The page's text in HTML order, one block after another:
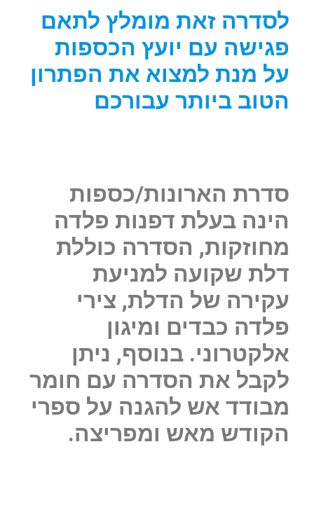
לסדרה זאת מומלץ לתאם
פגישה עם יועץ הכספות
על מנת למצוא את הפתרון
הטוב ביותר עבורכם
סדרת הארונות/כספות
הינה בעלת דפנות פלדה
מחוזקות, הסדרה כוללת
דלת שקועה למניעת
עקירה של הדלת, צירי
פלדה כבדים ומיגון
אלקטרוני. בנוסף, ניתן
לקבל את הסדרה עם חומר
מבודד אש להגנה על ספרי
הקודש מאש ומפריצה.